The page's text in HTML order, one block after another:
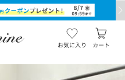
お気に入り カート